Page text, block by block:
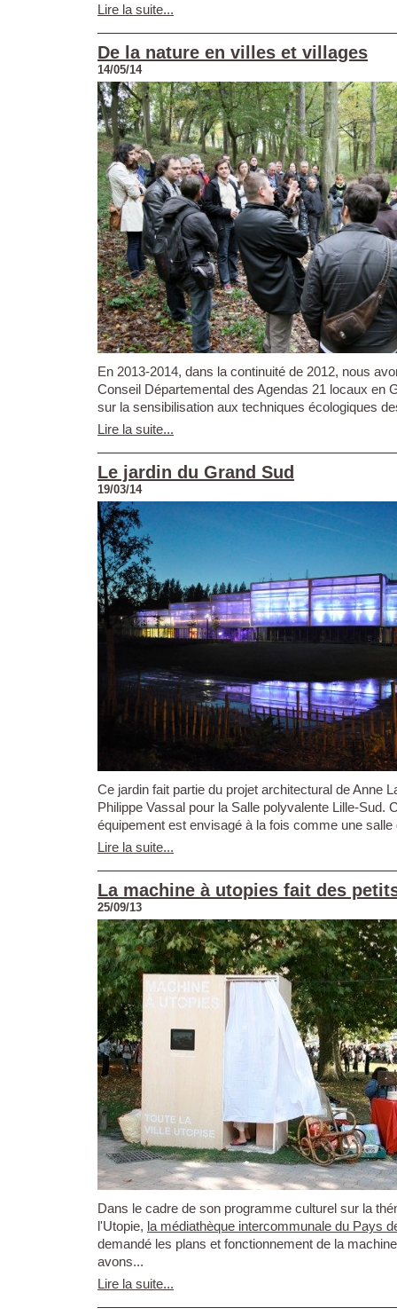
Lire la suite...
De la nature en villes et villages
14/05/14
En 2013-2014, dans la continuité de 2012, nous
Conseil Départemental des Agendas 21 locaux en
sur la sensibilisation aux techniques écologiques
Lire la suite...
Le jardin du Grand Sud
19/03/14
Ce jardin fait partie du projet architectural de Anne
Philippe Vassal pour la Salle polyvalente Lille-Sud.
équipement est envisagé à la fois comme une salle
Lire la suite...
La machine à utopies fait des
25/09/13
Dans le cadre de son programme culturel sur la
l'Utopie, la médiathèque intercommunale du Pays
demandé les plans et fonctionnement de la
avons...
Lire la suite...